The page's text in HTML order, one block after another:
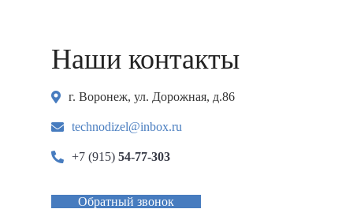
Наши контакты
г. Воронеж, ул. Дорожная, д.86
technodizel@inbox.ru
+7 (915) 54-77-303
Обратный звонок